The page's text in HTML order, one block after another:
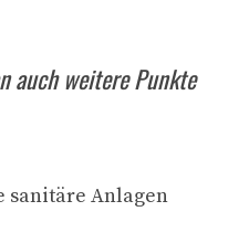
auch weitere Punkte
sanitäre Anlagen